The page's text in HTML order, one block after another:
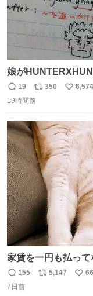
娘が
の許可済み）
返
信
19
リ
ポ
ト
数
350
い
数
6,574
19時間前
家賃を一円も払っ
返
信
155
リ
5,147
い
7日前